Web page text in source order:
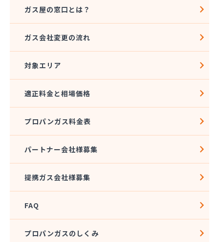
(株)サイサン 下妻営業所
(株)たびや
(株)ツカダ
(株)ハコモリ
(株)ミツウロコ 常総つくば店
(株)ミヤウチ
(株)ミヤタ
(株)ヨシバ
(株)ライフレッシュイワタ
(株)伊藤商店
(株)井上善兵衛
(株)横田エネルギーサプライ
(株)岡野商店
(株)下館ホームガスセンター
ガス屋の窓口とは？
ガス会社変更の流れ
対象エリア
適正料金と相場価格
プロパンガス料金表
パートナー会社様募集
提携ガス会社様募集
FAQ
プロパンガスのしくみ